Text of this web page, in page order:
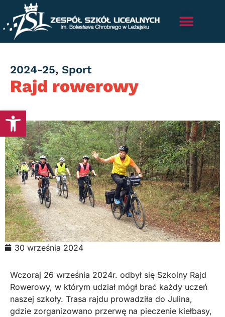
Otwórz pasek narzędzi
Rajd rowerowy
Category
2024-25, Sport
30 września 2024
Wczoraj 26 września 2024r. odbył się Szkolny Rajd
Rowerowy, w którym udział mógł brać każdy uczeń
naszej szkoły. Trasa rajdu prowadziła do Julina,
gdzie zorganizowano przerwę na pieczenie kiełbasy,